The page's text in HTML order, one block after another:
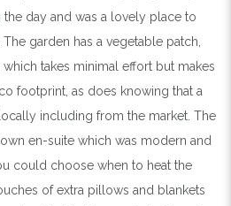
day and was a lovely place to
garden has a vegetable patch,
takes minimal effort but makes
footprint, as does knowing that a
including from the market. The
en-suite which was modern and
could choose when to heat the
of extra pillows and blankets